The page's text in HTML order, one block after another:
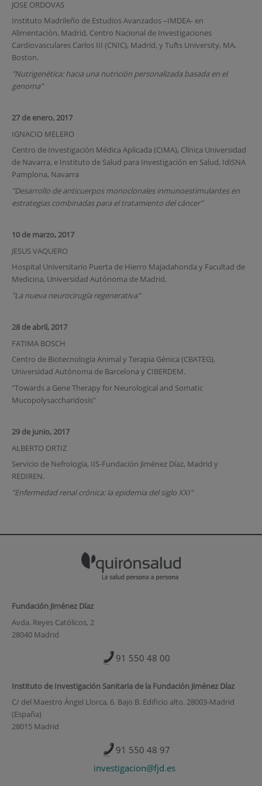
JOSE ORDOVAS
Instituto Madrileño de Estudios Avanzados –IMDEA- en
Alimentación, Madrid, Centro Nacional de Investigaciones
Cardiovasculares Carlos III (CNIC), Madrid, y Tufts University, MA,
Boston.
"Nutrigenética: hacia una nutrición personalizada basada en el
genoma"
27 de enero, 2017
IGNACIO MELERO
Centro de Investigación Médica Aplicada (CIMA), Clínica Universidad
de Navarra, e Instituto de Salud para Investigación en Salud, IdiSNA
Pamplona, Navarra
"Desarrollo de anticuerpos monoclonales inmunoestimulantes en
estrategias combinadas para el tratamiento del cáncer"
10 de marzo, 2017
JESUS VAQUERO
Hospital Universitario Puerta de Hierro Majadahonda y Facultad de
Medicina, Universidad Autónoma de Madrid.
"La nueva neurocirugía regenerativa"
28 de abril, 2017
FATIMA BOSCH
Centro de Biotecnología Animal y Terapia Génica (CBATEG),
Universidad Autónoma de Barcelona y CIBERDEM.
"Towards a Gene Therapy for Neurological and Somatic
Mucopolysaccharidosis"
29 de junio, 2017
ALBERTO ORTIZ
Servicio de Nefrología, IIS-Fundación Jiménez Díaz, Madrid y
REDIREN.
"Enfermedad renal crónica: la epidemia del siglo XXI"
Fundación Jiménez Díaz
Avda. Reyes Católicos, 2
28040 Madrid
91 550 48 00
Instituto de Investigación Sanitaria de la Fundación Jiménez Díaz
C/ del Maestro Ángel Llorca, 6. Bajo B. Edificio alto. 28003-Madrid
(España)
28015 Madrid
91 550 48 97
investigacion@fjd.es